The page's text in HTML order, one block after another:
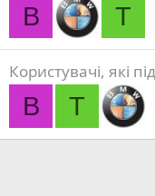
B T
Користувачі, які
B T